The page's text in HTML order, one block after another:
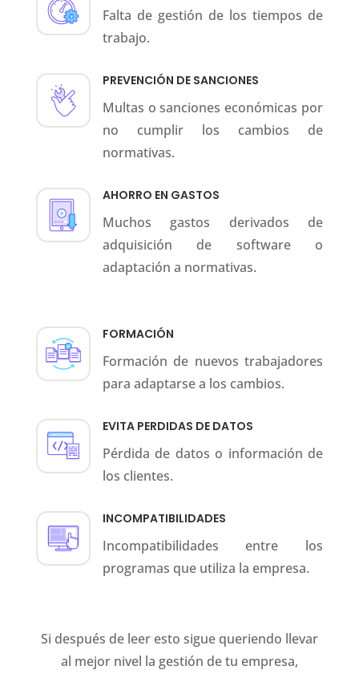
Falta de gestión de los tiempos de
trabajo.
PREVENCIÓN DE SANCIONES
Multas o sanciones económicas por
no cumplir los cambios de
normativas.
AHORRO EN GASTOS
Muchos gastos derivados de
adquisición de software o
adaptación a normativas.
FORMACIÓN
Formación de nuevos trabajadores
para adaptarse a los cambios.
EVITA PERDIDAS DE DATOS
Pérdida de datos o información de
los clientes.
INCOMPATIBILIDADES
Incompatibilidades entre los
programas que utiliza la empresa.
Si después de leer esto sigue queriendo llevar
al mejor nivel la gestión de tu empresa,